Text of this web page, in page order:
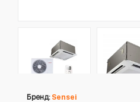
Бренд: Sensei